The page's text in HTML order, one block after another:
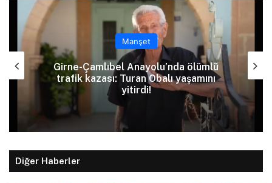
Manşet
Girne-Çamlıbel Anayolu’nda ölümlü
trafik kazası: Turan Obalı yaşamını
yitirdi!
Diğer Haberler